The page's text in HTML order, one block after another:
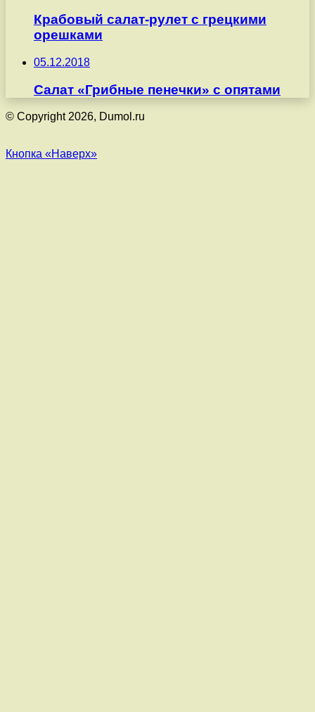
Крабовый салат-рулет с грецкими
орешками
05.12.2018
Салат «Грибные пенечки» с опятами
© Copyright 2026, Dumol.ru
Кнопка «Наверх»